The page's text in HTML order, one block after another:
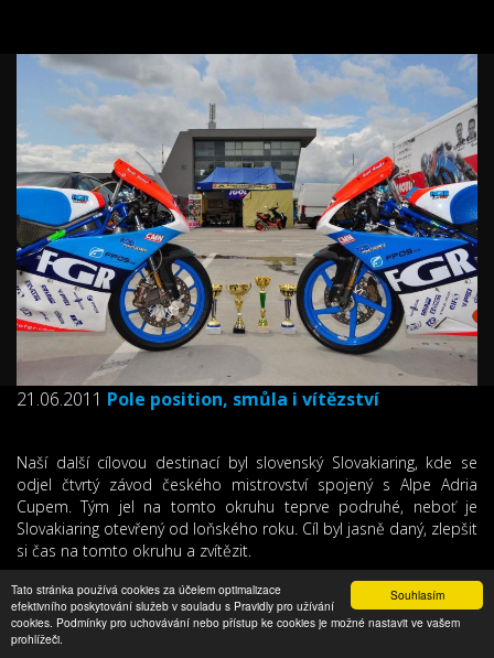
Souhlasím
Tato stránka používá cookies za účelem optimalizace
efektivního poskytování služeb v souladu s Pravidly pro užívání
cookies. Podmínky pro uchovávání nebo přístup ke cookies je možné nastavit ve vašem
prohlížeči.
21.06.2011 Pole position, smůla i vítězství
Naší další cílovou destinací byl slovenský Slovakiaring, kde se
odjel čtvrtý závod českého mistrovství spojený s Alpe Adria
Cupem. Tým jel na tomto okruhu teprve podruhé, neboť je
Slovakiaring otevřený od loňského roku. Cíl byl jasně daný, zlepšit
si čas na tomto okruhu a zvítězit.
více...